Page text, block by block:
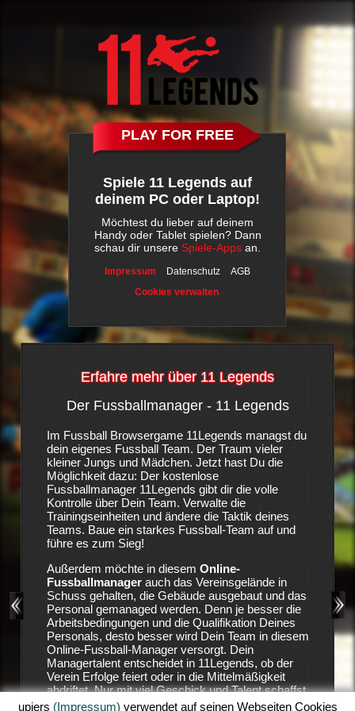
PLAY FOR FREE
Spiele 11 Legends auf
deinem PC oder Laptop!
Möchtest du lieber auf deinem
Handy oder Tablet spielen? Dann
schau dir unsere Spiele-Apps an.
Impressum Datenschutz
AGB
Cookies verwalten
Erfahre mehr über 11 Legends
viel
Der Fussballmanager - 11 Legends
Im Fussball Browsergame 11Legends managst du
dein eigenes Fussball Team. Der Traum vieler
kleiner Jungs und Mädchen. Jetzt hast Du die
Möglichkeit dazu: Der kostenlose
Fussballmanager 11Legends gibt dir die volle
Kontrolle über Dein Team. Verwalte die
Trainingseinheiten und ändere die Taktik deines
Teams. Baue ein starkes Fussball-Team auf und
führe es zum Sieg!
Außerdem möchte in diesem Online-
Fussballmanagerauch das Vereinsgelände in
Schuss gehalten, die Gebäude ausgebaut und das
Personal gemanaged werden. Denn je besser die
Arbeitsbedingungen und die Qualifikation Deines
Personals, desto besser wird Dein Team in diesem
Online-Fussball-Manager versorgt. Dein
Managertalent entscheidet in 11Legends, ob der
Verein Erfolge feiert oder in die Mittelmäßigkeit
abdriftet. Nur mit viel Geschick und Talent schaffst
Du es in diesem Fussball-Browserspiel Erfolge zu
nicht
auf
den
11
Deine
dein
Erfolgen
upjers (Impressum) verwendet auf seinen Webseiten Cookies